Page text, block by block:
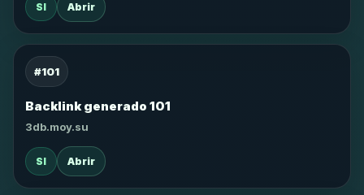
SI Abrir
#101
Backlink generado 101
3db.moy.su
SI Abrir